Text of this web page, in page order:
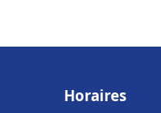
Horaires